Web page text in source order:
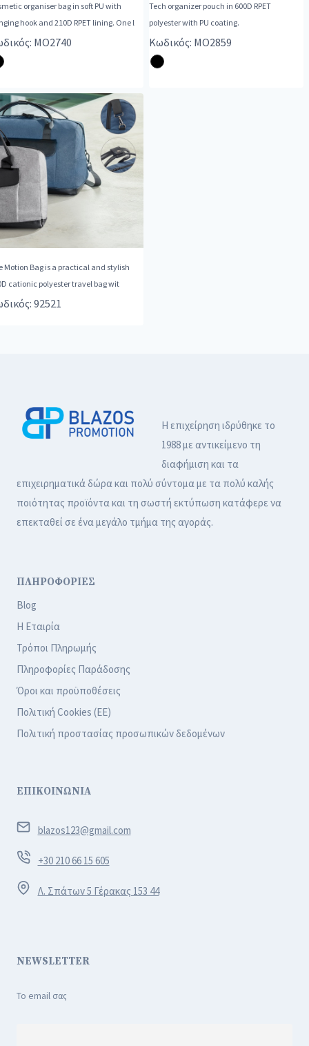
organiser bag in soft PU with
hanging hook and 210D RPET lining. One l
MO2740
Tech organizer pouch in 600D RPET
polyester with PU coating.
Κωδικός: MO2859
Motion Bag is a practical and stylish
cationic polyester travel bag wit
92521
Η επιχείρηση ιδρύθηκε το
1988 με αντικείμενο τη
διαφήμιση και τα
επιχειρηματικά δώρα και πολύ σύντομα με τα πολύ καλής
ποιότητας προϊόντα και τη σωστή εκτύπωση κατάφερε να
επεκταθεί σε ένα μεγάλο τμήμα της αγοράς.
ΠΛΗΡΟΦΟΡΙΕΣ
Blog
Η Εταιρία
Τρόποι Πληρωμής
Πληροφορίες Παράδοσης
Όροι και προϋποθέσεις
Πολιτική Cookies (ΕΕ)
Πολιτική προστασίας προσωπικών δεδομένων
ΕΠΙΚΟΙΝΩΝΙΑ
blazos123@gmail.com
+30 210 66 15 605
Λ. Σπάτων 5 Γέρακας 153 44
NEWSLETTER
Το email σας